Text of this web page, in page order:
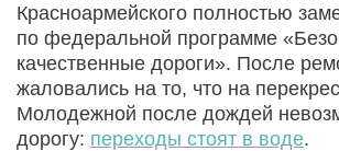
Красноармейского полностью
по федеральной программе
качественные дороги». После
жаловались на то, что на
Молодежной после дождей
дорогу: переходы стоят в воде.